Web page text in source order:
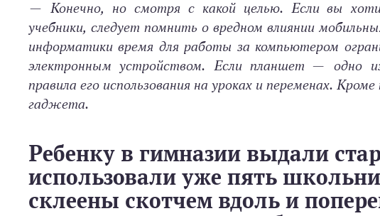
— Конечно, но смотря с какой целью. Если вы
учебники, следует помнить о вредном влиянии
информатики время для работы за компьютером
электронным устройством. Если планшет — одно
правила его использования на уроках и переменах.
гаджета.
Ребенку в гимназии выдали
использовали уже пять
склеены скотчем вдоль и